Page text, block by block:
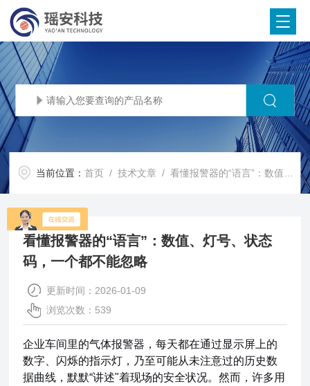
当前位置：首页 /技术文章 / 看懂报警器的“语言”：数值、灯号、状态码，一个都不能忽略
看懂报警器的“语言”：数值、灯号、状态
码，一个都不能忽略
更新时间：2026-01-09
浏览次数：539
企业车间里的气体报警器，每天都在通过显示屏上的
数字、闪烁的指示灯，乃至可能从未注意过的历史数
据曲线，默默“讲述"着现场的安全状况。然而，许多用